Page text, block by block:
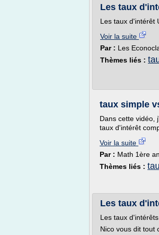
Les taux
Les taux d'intérêt
Voir la suite
Par : Les
Thèmes liés :
taux simple
Dans cette vidéo,
taux d'intérêt
Voir la suite
Par : Math 1ère
Thèmes liés :
Les taux
Les taux
Nico vous dit tout